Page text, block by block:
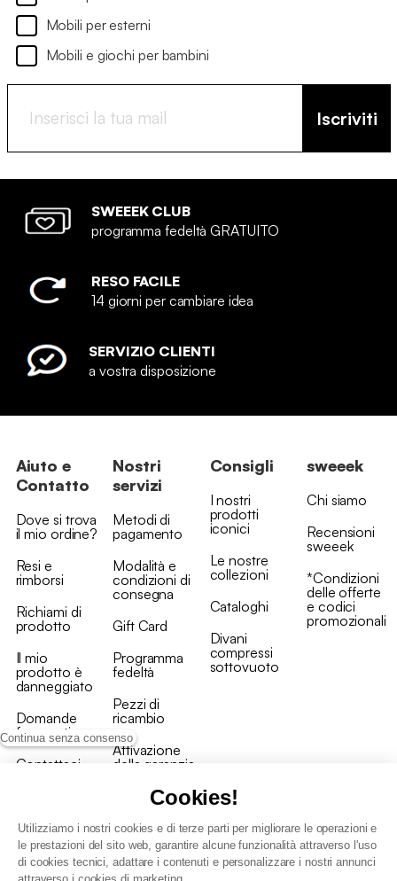
Continua senza consenso
Cookies!
Utilizziamo i nostri cookies e di terze parti per migliorare le operazioni e
le prestazioni del sito web, garantire alcune funzionalità attraverso l'uso
di cookies tecnici, adattare i contenuti e personalizzare i nostri annunci
Mobili per esterni
Mobili e giochi per bambini
Iscriviti
SWEEEK CLUB
programma fedeltà GRATUITO
RESO FACILE
14 giorni per cambiare idea
SERVIZIO CLIENTI
a vostra disposizione
Aiuto e
Contatto
Dove si trova
il mio ordine?
Resi e
rimborsi
Richiami di
prodotto
Il mio
prodotto è
danneggiato
Domande
frequenti
Contattaci
Nostri
servizi
Metodi di
pagamento
Modalità e
condizioni di
consegna
Gift Card
Programma
fedeltà
Pezzi di
ricambio
Attivazione
della garanzia
Consigli
I nostri
prodotti
iconici
Le nostre
collezioni
Cataloghi
Divani
compressi
sottovuoto
sweeek
Chi siamo
Recensioni
sweeek
*Condizioni
delle offerte
e codici
promozionali
Condizioni generali vendita